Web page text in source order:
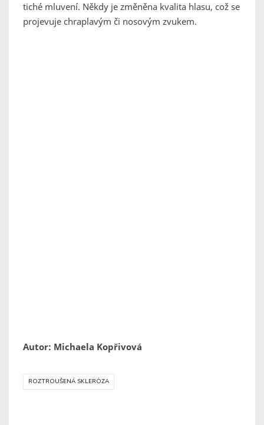
tiché mluvení. Někdy je změněna kvalita hlasu, což se
projevuje chraplavým či nosovým zvukem.
Autor: Michaela Kopřivová
ROZTROUŠENÁ SKLERÓZA